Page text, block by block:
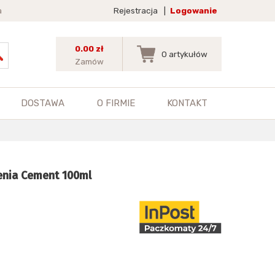
Rejestracja Logowanie
0.00 zł
Zamów
0 artykułów
DOSTAWA O FIRMIE KONTAKT
Cement 100ml